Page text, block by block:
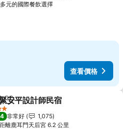
多元的國際餐飲選擇
查看價格
加入我的最愛
安平設計師民宿
級
非常好
1,075
離鹿耳門天后宮 6.2 公里